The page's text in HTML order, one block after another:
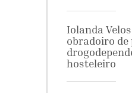
Iolanda
obradoiro de
hosteleiro